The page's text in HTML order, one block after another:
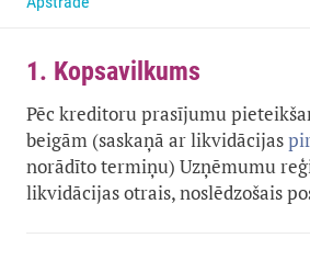
1. Kopsavilkums
Pēc kreditoru prasījumu
beigām (saskaņā ar likvidācijas
norādīto termiņu) Uzņēmumu
likvidācijas otrais, noslēdzošais